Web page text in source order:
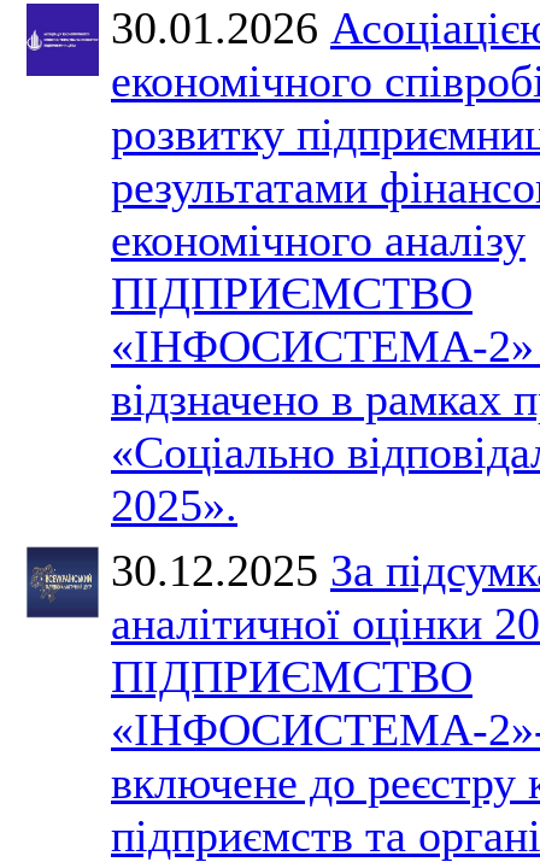
30.01.2026
економічного
розвитку
результатами
економічного аналізу
ПІДПРИЄМСТВО
«ІНФОСИСТЕМА-2»
відзначено в рамках
«Соціально
2025».
30.12.2025 За
аналітичної оцінки
ПІДПРИЄМСТВО
«ІНФОСИСТЕМА-
включене до реєстру
підприємств та